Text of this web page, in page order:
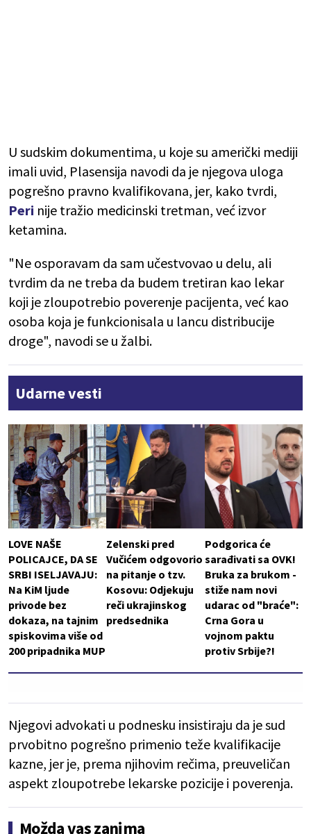
U sudskim dokumentima, u koje su američki mediji
imali uvid, Plasensija navodi da je njegova uloga
pogrešno pravno kvalifikovana, jer, kako tvrdi,
Peri nije tražio medicinski tretman, već izvor
ketamina.
"Ne osporavam da sam učestvovao u delu, ali
tvrdim da ne treba da budem tretiran kao lekar
koji je zloupotrebio poverenje pacijenta, već kao
osoba koja je funkcionisala u lancu distribucije
droge", navodi se u žalbi.
Udarne vesti
LOVE NAŠE
POLICAJCE, DA SE
SRBI ISELJAVAJU:
Na KiM ljude
privode bez
dokaza, na tajnim
spiskovima više od
200 pripadnika MUP
Zelenski pred
Vučićem odgovorio
na pitanje o tzv.
Kosovu: Odjekuju
reči ukrajinskog
predsednika
Podgorica će
sarađivati sa OVK!
Bruka za brukom -
stiže nam novi
udarac od "braće":
Crna Gora u
vojnom paktu
protiv Srbije?!
Njegovi advokati u podnesku insistiraju da je sud
prvobitno pogrešno primenio teže kvalifikacije
kazne, jer je, prema njihovim rečima, preuveličan
aspekt zloupotrebe lekarske pozicije i poverenja.
Možda vas zanima